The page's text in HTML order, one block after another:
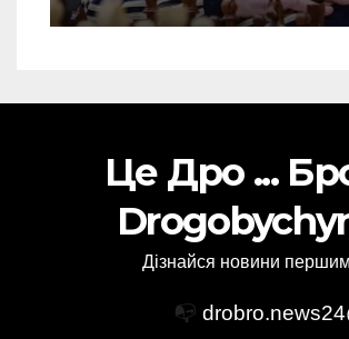
Це Дро ...
Дізнайся новини
📭